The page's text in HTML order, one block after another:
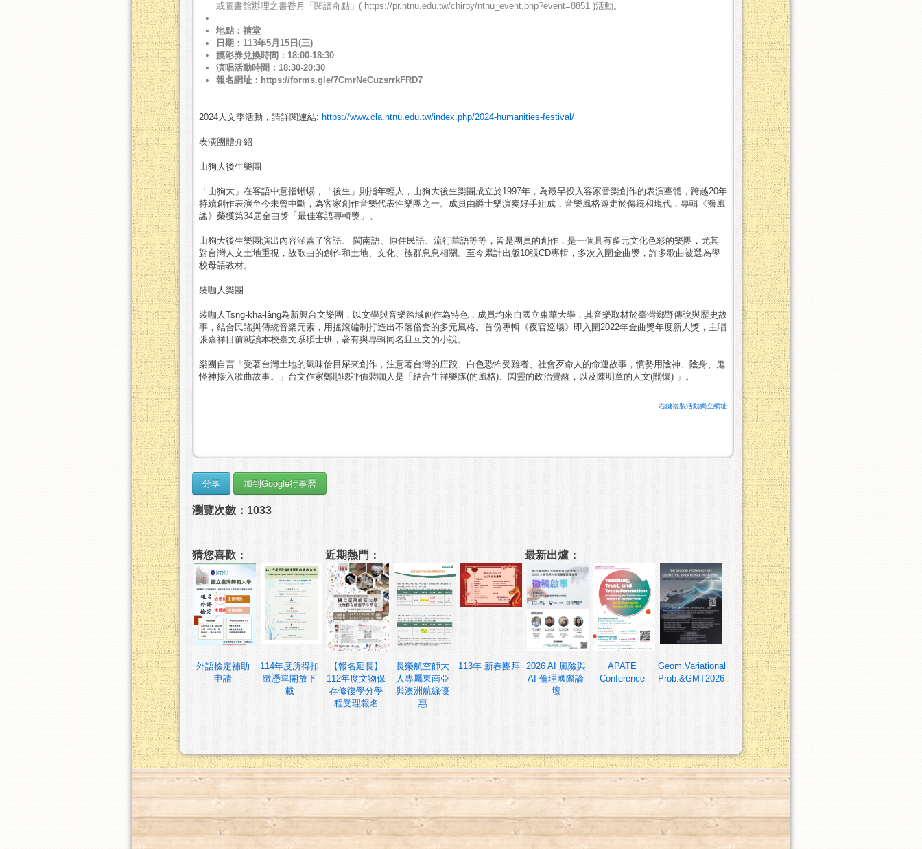
或圖書館辦理之書香月「閱讀奇點」( https://pr.ntnu.edu.tw/chirpy/ntnu_event.php?event=8851 )活動。
地點：禮堂
日期：113年5月15日(三)
摸彩券兌換時間：18:00-18:30
演唱活動時間：18:30-20:30
報名網址：https://forms.gle/7CmrNeCuzsrrkFRD7
2024人文季活動，請詳閱連結: https://www.cla.ntnu.edu.tw/index.php/2024-humanities-festival/
表演團體介紹
山狗大後生樂團
「山狗大」在客語中意指蜥蜴，「後生」則指年輕人，山狗大後生樂團成立於1997年，為最早投入客家音樂創作的表演團體，跨越20年
持續創作表演至今未曾中斷，為客家創作音樂代表性樂團之一。成員由爵士樂演奏好手組成，音樂風格遊走於傳統和現代，專輯《簷風
謠》榮獲第34屆金曲獎「最佳客語專輯獎」。
山狗大後生樂團演出內容涵蓋了客語、 閩南語、原住民語、流行華語等等，皆是團員的創作，是一個具有多元文化色彩的樂團，尤其
對台灣人文土地重視，故歌曲的創作和土地、文化、族群息息相關。至今累計出版10張CD專輯，多次入圍金曲獎，許多歌曲被選為學
校母語教材。
裝咖人樂團
裝咖人Tsng-kha-lâng為新興台文樂團，以文學與音樂跨域創作為特色，成員均來自國立東華大學，其音樂取材於臺灣鄉野傳說與歷史故
事，結合民謠與傳統音樂元素，用搖滾編制打造出不落俗套的多元風格。首份專輯《夜官巡場》即入圍2022年金曲獎年度新人獎，主唱
張嘉祥目前就讀本校臺文系碩士班，著有與專輯同名且互文的小說。
樂團自言「受著台灣土地的氣味佮目屎來創作，注意著台灣的庄跤、白色恐怖受難者、社會歹命人的命運故事，慣勢用陰神、陰身、鬼
怪神摻入歌曲故事。」台文作家鄭順聰評價裝咖人是「結合生祥樂隊(的風格)、閃靈的政治覺醒，以及陳明章的人文(關懷) 」。
右鍵複製活動獨立網址
瀏覽次數：1033
猜您喜歡：
外語檢定補助
申請
114年度所得扣
繳憑單開放下
載
近期熱門：
【報名延長】
112年度文物保
存修復學分學
程受理報名
長榮航空師大
人專屬東南亞
與澳洲航線優
惠
113年 新春團拜
最新出爐：
2026 AI 風險與
AI 倫理國際論
壇
APATE
Conference
Geom.Variational
Prob.&GMT2026